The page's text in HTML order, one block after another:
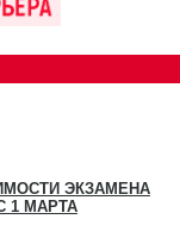
ЭКЗАМЕНА
1 МАРТА